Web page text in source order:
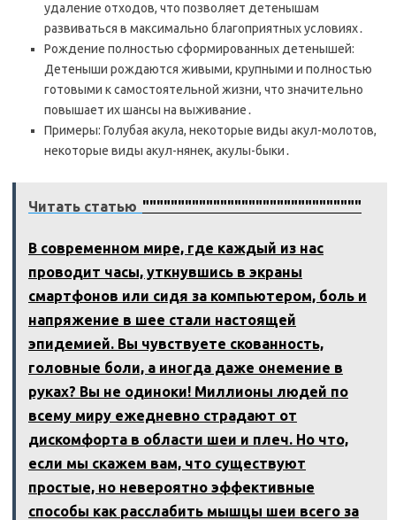
удаление отходов, что позволяет детенышам
развиваться в максимально благоприятных условиях․
Рождение полностью сформированных детенышей:
Детеныши рождаются живыми, крупными и полностью
готовыми к самостоятельной жизни, что значительно
повышает их шансы на выживание․
Примеры: Голубая акула, некоторые виды акул-молотов,
некоторые виды акул-нянек, акулы-быки․
Читать статью """""""""""""""""""""""""""""""
В современном мире, где каждый из нас
проводит часы, уткнувшись в экраны
смартфонов или сидя за компьютером, боль и
напряжение в шее стали настоящей
эпидемией. Вы чувствуете скованность,
головные боли, а иногда даже онемение в
руках? Вы не одиноки! Миллионы людей по
всему миру ежедневно страдают от
дискомфорта в области шеи и плеч. Но что,
если мы скажем вам, что существуют
простые, но невероятно эффективные
способы как расслабить мышцы шеи всего за